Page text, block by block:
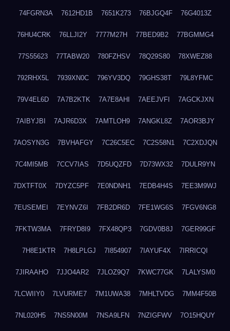
74FGRN3A 7612HD1B 7651K273 76BJGQ4F 76G4013Z
76HU4CRK 76LLJI2Y 7777M27H 77BED9B2 77BGMMG4
77S55623 77TABW20 780FZHSV 78Q29S80 78XWEZ88
792RHX5L 7939XN0C 796YV3DQ 79GHS38T 79L8YFMC
79V4EL6D 7A7B2KTK 7A7E8AHI 7AEEJVFI 7AGCKJXN
7AIBYJBI 7AJR6D3X 7AMTLOH9 7ANGKL8Z 7AOR3BJY
7AOSYN3G 7BVHAFGY 7C26C5EC 7C2S58N1 7C2XDJQN
7C4MI5MB 7CCV7IAS 7D5UQZFD 7D73WX32 7DULR9YN
7DXTFT0X 7DYZC5PF 7E0NDNH1 7EDB4H4S 7EE3M9WJ
7EUSEMEI 7EYNVZ6I 7FB2DR6D 7FE1WG6S 7FGV6NG8
7FKTW3MA 7FRYD8I9 7FX48QP3 7GDV0B8J 7GER99GF
7H8E1KTR 7H8LPLGJ 7I854907 7IAYUF4X 7IRRICQI
7JIRAAHO 7JJO4AR2 7JLOZ9Q7 7KWC77GK 7LALYSM0
7LCWIIY0 7LVURME7 7M1UWA38 7MHLTVDG 7MM4F50B
7NL020H5 7NS5N00M 7NSA9LFN 7NZIGFWV 7O15HQUY